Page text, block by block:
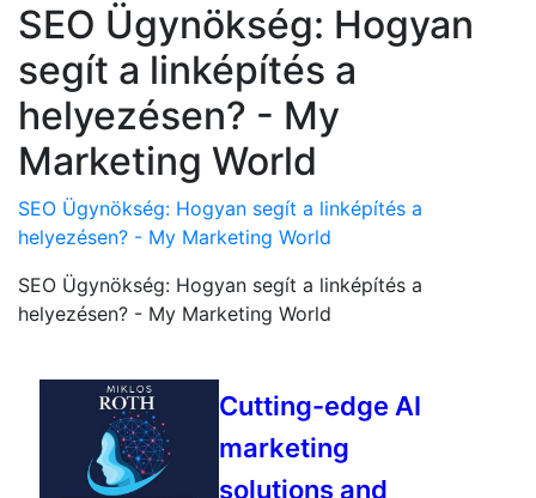
SEO Ügynökség: Hogyan
segít a linképítés a
helyezésen? - My
Marketing World
SEO Ügynökség: Hogyan segít a linképítés a
helyezésen? - My Marketing World
SEO Ügynökség: Hogyan segít a linképítés a
helyezésen? - My Marketing World